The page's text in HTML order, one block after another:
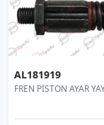
AL181919
FREN PİSTON AYAR